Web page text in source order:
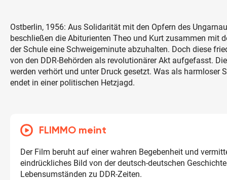
Ostberlin, 1956: Aus Solidarität mit den Opfern des
beschließen die Abiturienten Theo und Kurt zusammen mit
der Schule eine Schweigeminute abzuhalten. Doch diese
von den DDR-Behörden als revolutionärer Akt aufgefasst.
werden verhört und unter Druck gesetzt. Was als harmloser
endet in einer politischen Hetzjagd.
FLIMMO meint
Der Film beruht auf einer wahren Begebenheit und
eindrückliches Bild von der deutsch-deutschen
Lebensumständen zu DDR-Zeiten.